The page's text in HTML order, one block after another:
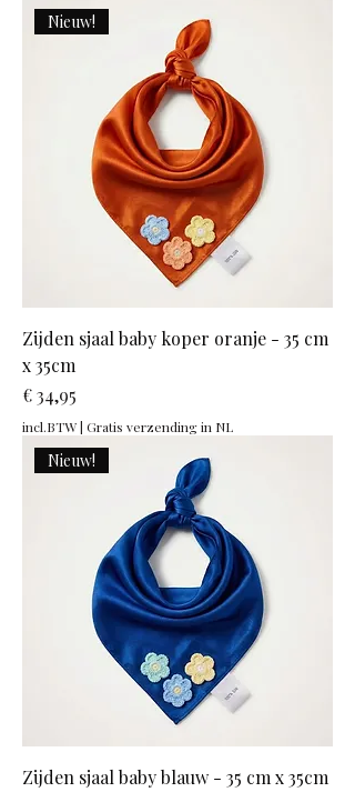
Nieuw!
Zijden sjaal baby koper oranje - 35 cm
x 35cm
Prijs
€ 34,95
incl.BTW| Gratis verzending in NL
Nieuw!
Zijden sjaal baby blauw - 35 cm x 35cm